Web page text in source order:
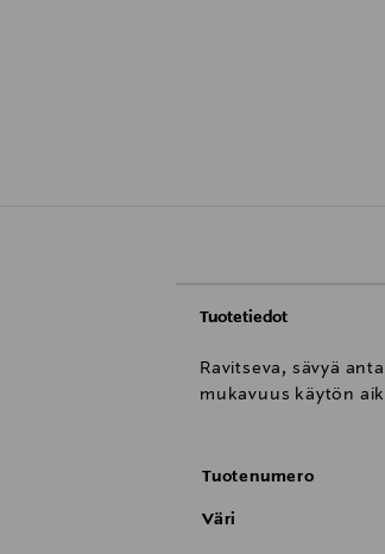
Tuotetiedot
Ravitseva, sävyä
mukavuus käytön
Tuotenumero
Väri